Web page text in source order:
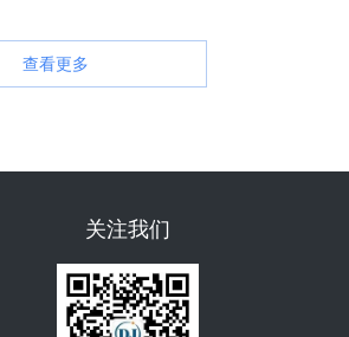
查看更多
关注我们